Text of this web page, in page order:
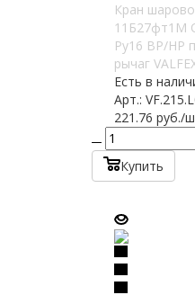
Кран
11Б27фт1М
Ру16 ВР/НР
рычаг
Есть в
Арт.:
221.76 руб./
Купить